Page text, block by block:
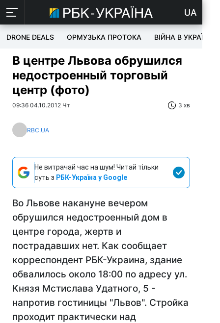
UA
DRONE DEALS ОРМУЗЬКА ПРОТОКА ВІЙНА В УКРАЇНІ
В центре Львова обрушился
недостроенный торговый
центр (фото)
09:36 04.10.2012 Чт 3 хв
RBC.UA
Не витрачай час на шум! Читай тільки
суть з РБК-Україна у Google
Во Львове накануне вечером
обрушился недостроенный дом в
центре города, жертв и
пострадавших нет. Как сообщает
корреспондент РБК-Украина, здание
обвалилось около 18:00 по адресу ул.
Князя Мстислава Удатного, 5 -
напротив гостиницы "Львов". Стройка
проходит практически над